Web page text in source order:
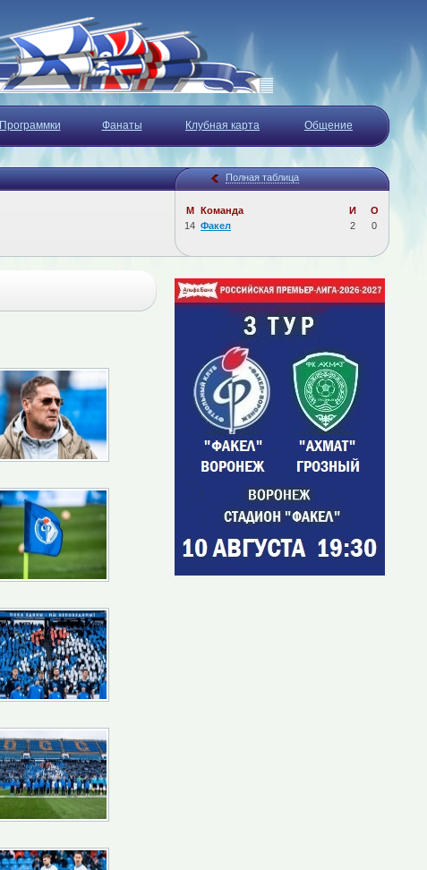
Программки Фанаты Клубная карта Общение
Полная таблица
М Команда И
О
14 Факел 2 0